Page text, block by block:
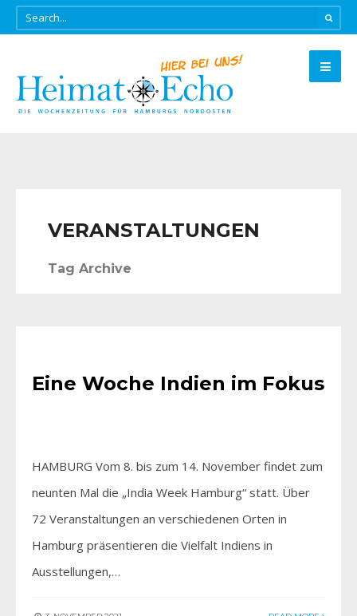
VERANSTALTUNGEN
Tag Archive
Eine Woche Indien im Fokus
HAMBURG Vom 8. bis zum 14. November findet zum
neunten Mal die „India Week Hamburg“ statt. Über
72 Veranstaltungen an verschiedenen Orten in
Hamburg präsentieren die Vielfalt Indiens in
Ausstellungen,…